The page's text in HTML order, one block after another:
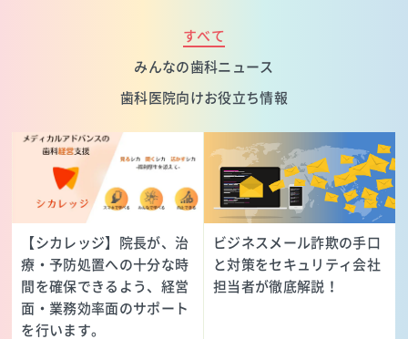
すべて
みんなの歯科ニュース
歯科医院向けお役立ち情報
【シカレッジ】院長が、治
療・予防処置への十分な時
間を確保できるよう、経営
面・業務効率面のサポート
を行います。
ビジネスメール詐欺の手口
と対策をセキュリティ会社
担当者が徹底解説！